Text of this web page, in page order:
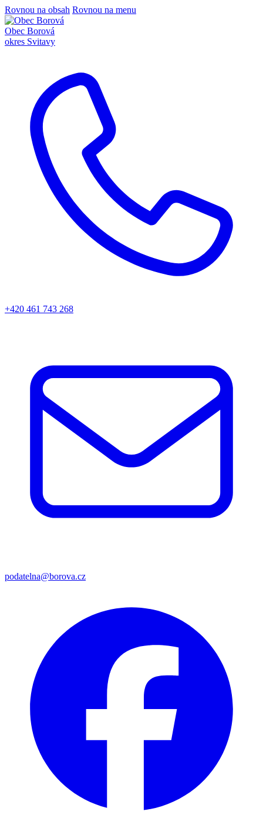
Rovnou na obsah Rovnou na menu
Obec Borová
okres Svitavy
+420 461 743 268
podatelna@borova.cz